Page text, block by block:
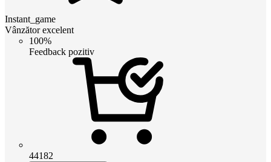
Instant_game
Vânzător excelent
100%
Feedback pozitiv
44182